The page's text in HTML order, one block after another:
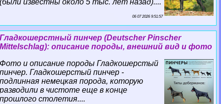
(были известны около 5 тыс. лет назад)....
06 07 2026 9:51:57
Гладкошерстный пинчер (Deutscher Pinscher
Mittelschlag): описание породы, внешний вид и фото
Фото и описание породы Гладкошерстый
пинчер. Гладкошерстый пинчер -
подлинная немецкая порода, которую
разводили в чистоте еще в конце
прошлого столетия....